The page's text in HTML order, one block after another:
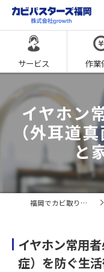
サービス 作業
イヤホン
（外耳道
と
福岡でカビ取りならカビバスターズ福岡
イヤホン常用
症）を防ぐ生